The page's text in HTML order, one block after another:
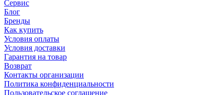
Сервис
Блог
Бренды
Как купить
Условия оплаты
Условия доставки
Гарантия на товар
Возврат
Контакты организации
Политика конфиденциальности
Пользовательское соглашение